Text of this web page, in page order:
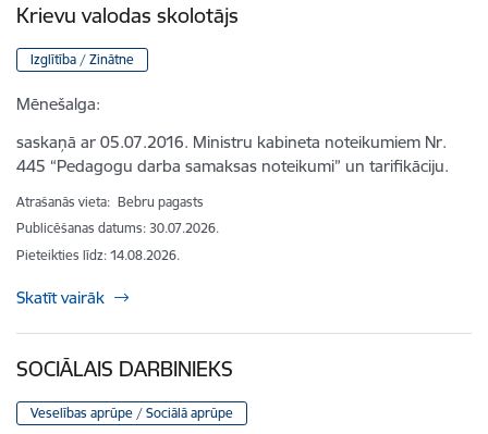
Krievu valodas skolotājs
Izglītība / Zinātne
Mēnešalga:
saskaņā ar 05.07.2016. Ministru kabineta noteikumiem Nr.
445 “Pedagogu darba samaksas noteikumi” un tarifikāciju.
Atrašanās vieta: Bebru pagasts
Publicēšanas datums: 30.07.2026.
Pieteikties līdz: 14.08.2026.
Skatīt vairāk
SOCIĀLAIS DARBINIEKS
Veselības aprūpe / Sociālā aprūpe